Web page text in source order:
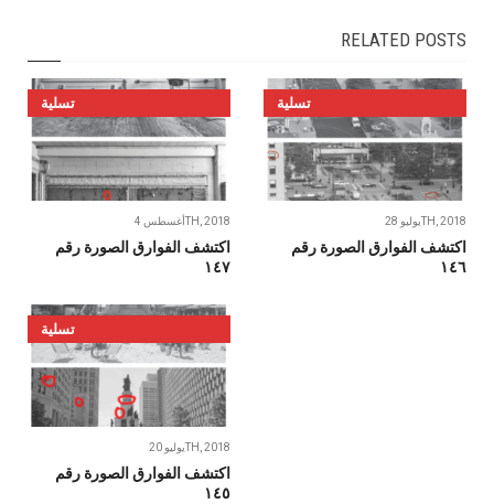
RELATED POSTS
تسلية
أغسطس 4TH, 2018
اكتشف الفوارق الصورة رقم
١٤٧
تسلية
يوليو 28TH, 2018
اكتشف الفوارق الصورة رقم
١٤٦
تسلية
يوليو 20TH, 2018
اكتشف الفوارق الصورة رقم
١٤٥